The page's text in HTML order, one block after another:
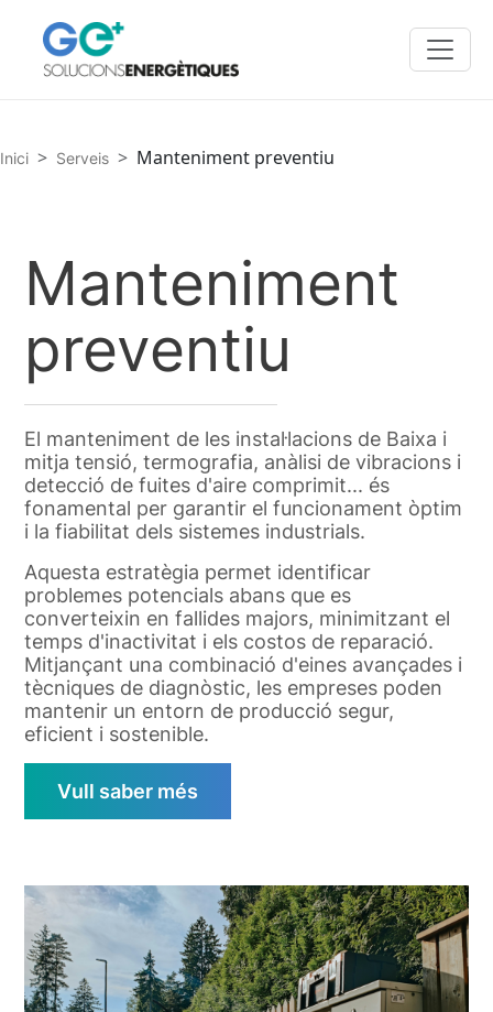
Fil d'ariadna
Inici Serveis Manteniment preventiu
Manteniment
preventiu
El manteniment de les instal·lacions de Baixa i
mitja tensió, termografia, anàlisi de vibracions i
detecció de fuites d'aire comprimit... és
fonamental per garantir el funcionament òptim
i la fiabilitat dels sistemes industrials.
Aquesta estratègia permet identificar
problemes potencials abans que es
converteixin en fallides majors, minimitzant el
temps d'inactivitat i els costos de reparació.
Mitjançant una combinació d'eines avançades i
tècniques de diagnòstic, les empreses poden
mantenir un entorn de producció segur,
eficient i sostenible.
Vull saber més